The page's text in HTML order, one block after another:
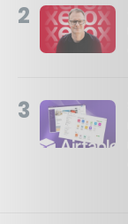
2
3